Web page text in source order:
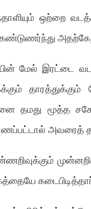
ஒற்றை
மேல் இரட்டை
தமது மூத்த
அவரைத்